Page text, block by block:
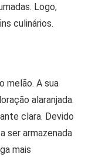
Logo,
culinários.
melão. A sua
alaranjada.
clara. Devido
ser armazenada
mais